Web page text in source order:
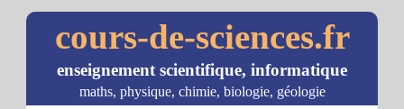
cours-de-sciences.fr
enseignement scientifique, informatique
maths, physique, chimie, biologie, géologie